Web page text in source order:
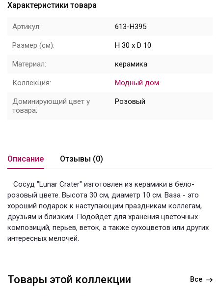
Распродажа
Уценка
! СКИДКА НА ТОВАР !
Характеристики товара
Артикул: 613-H395
Размер (см): H 30 x D 10
Материал: керамика
Коллекция: Модный дом
Доминирующий цвет у
товара:
Розовый
Описание Отзывы (0)
Сосуд "Lunar Crater" изготовлен из керамики в бело-
розовый цвете. Высота 30 см, диаметр 10 см. Ваза - это
хороший подарок к наступающим праздникам коллегам,
друзьям и близким. Подойдет для хранения цветочных
композиций, перьев, веток, а также сухоцветов или других
интересных мелочей.
Товары этой коллекции Все